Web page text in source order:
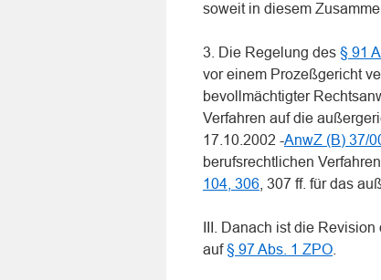
soweit in diesem
3. Die Regelung des § 91
vor einem Prozeßgericht
bevollmächtigter
Verfahren auf die
17.10.2002 -AnwZ (B) 37/
berufsrechtlichen
104, 306 , 307 ff. für das
III. Danach ist die
auf§ 97 Abs. 1 ZPO